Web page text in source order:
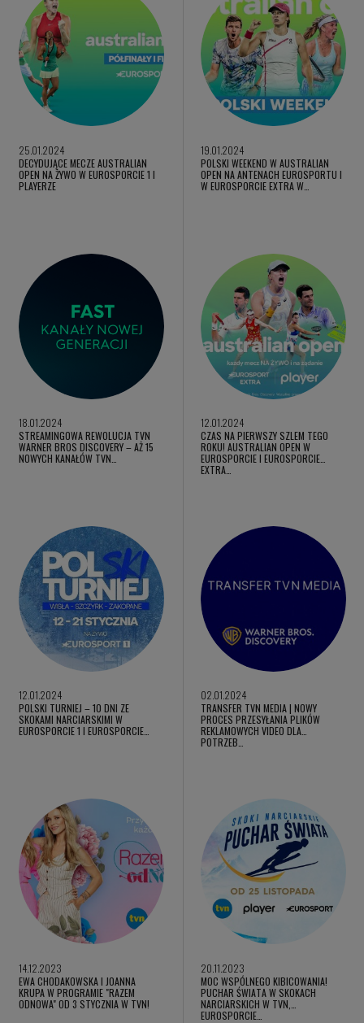
25.01.2024
DECYDUJĄCE MECZE AUSTRALIAN
OPEN NA ŻYWO W EUROSPORCIE 1 I
PLAYERZE
19.01.2024
POLSKI WEEKEND W AUSTRALIAN
OPEN NA ANTENACH EUROSPORTU I
W EUROSPORCIE EXTRA W…
18.01.2024
STREAMINGOWA REWOLUCJA TVN
WARNER BROS DISCOVERY – AŻ 15
NOWYCH KANAŁÓW TVN…
12.01.2024
CZAS NA PIERWSZY SZLEM TEGO
ROKU! AUSTRALIAN OPEN W
EUROSPORCIE I EUROSPORCIE
EXTRA…
12.01.2024
POLSKI TURNIEJ – 10 DNI ZE
SKOKAMI NARCIARSKIMI W
EUROSPORCIE 1 I EUROSPORCIE…
02.01.2024
TRANSFER TVN MEDIA | NOWY
PROCES PRZESYŁANIA PLIKÓW
REKLAMOWYCH VIDEO DLA
POTRZEB…
14.12.2023
EWA CHODAKOWSKA I JOANNA
KRUPA W PROGRAMIE "RAZEM
ODNOWA" OD 3 STYCZNIA W TVN!
20.11.2023
MOC WSPÓLNEGO KIBICOWANIA!
PUCHAR ŚWIATA W SKOKACH
NARCIARSKICH W TVN,
EUROSPORCIE…